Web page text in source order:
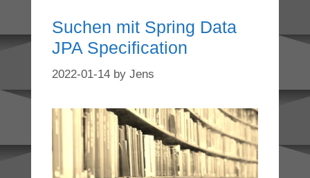
Suchen mit Spring Data
JPA Specification
2022-01-14 by Jens